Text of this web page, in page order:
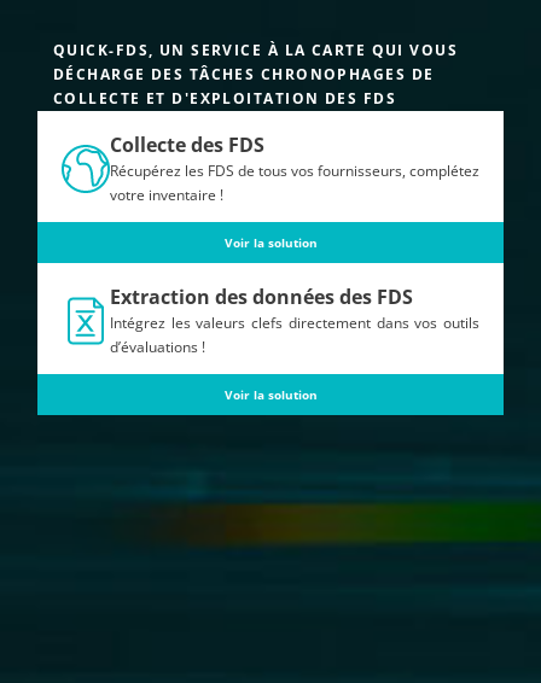
QUICK-FDS, UN SERVICE À LA CARTE QUI VOUS
DÉCHARGE DES TÂCHES CHRONOPHAGES DE
COLLECTE ET D'EXPLOITATION DES FDS
Collecte des FDS
Récupérez les FDS de tous vos fournisseurs, complétez
votre inventaire !
Voir la solution
Extraction des données des FDS
Intégrez les valeurs clefs directement dans vos outils
d’évaluations !
Voir la solution